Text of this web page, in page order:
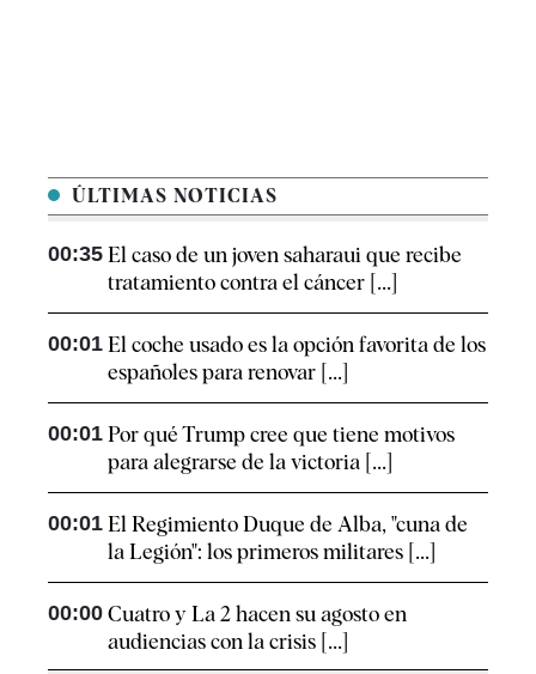
ÚLTIMAS NOTICIAS
00:35 El caso de un joven saharaui que recibe
tratamiento contra el cáncer [...]
00:01 El coche usado es la opción favorita de los
españoles para renovar [...]
00:01 Por qué Trump cree que tiene motivos
para alegrarse de la victoria [...]
00:01 El Regimiento Duque de Alba, "cuna de
la Legión": los primeros militares [...]
00:00 Cuatro y La 2 hacen su agosto en
audiencias con la crisis [...]